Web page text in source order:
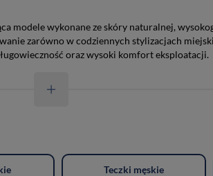
modele wykonane ze skóry naturalnej,
zarówno w codziennych stylizacjach
oraz wysoki komfort eksploatacji.
Teczki męskie